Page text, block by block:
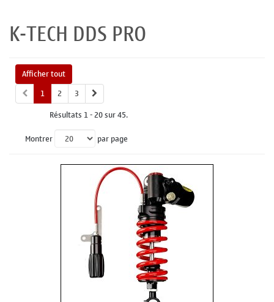
K-TECH DDS PRO
Afficher tout
1
2
3
Résultats 1 - 20 sur 45.
Montrer
par page